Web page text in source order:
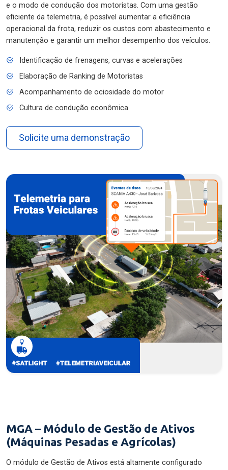
e o modo de condução dos motoristas. Com uma gestão
eficiente da telemetria, é possível aumentar a eficiência
operacional da frota, reduzir os custos com abastecimento e
manutenção e garantir um melhor desempenho dos veículos.
Identificação de frenagens, curvas e acelerações
Elaboração de Ranking de Motoristas
Acompanhamento de ociosidade do motor
Cultura de condução econômica
Solicite uma demonstração
MGA – Módulo de Gestão de Ativos
(Máquinas Pesadas e Agrícolas)
O módulo de Gestão de Ativos está altamente configurado